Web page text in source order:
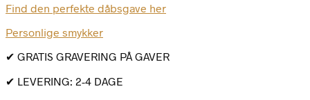
Find den perfekte dåbsgave her
Personlige smykker
✔ GRATIS GRAVERING PÅ GAVER
✔ LEVERING: 2-4 DAGE